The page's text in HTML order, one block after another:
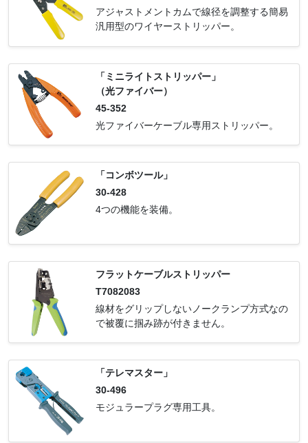
アジャストメントカムで線径を調整する簡易
汎用型のワイヤーストリッパー。
「ミニライトストリッパー」
（光ファイバー）
45-352
光ファイバーケーブル専用ストリッパー。
「コンボツール」
30-428
4つの機能を装備。
フラットケーブルストリッパー
T7082083
線材をグリップしないノークランプ方式なの
で被覆に掴み跡が付きません。
「テレマスター」
30-496
モジュラープラグ専用工具。